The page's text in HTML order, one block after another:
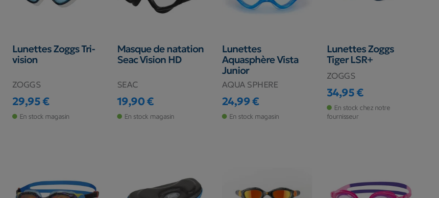
Lunettes Zoggs Tri-
vision
ZOGGS
Prix
29,95 €
En stock magasin
Masque de natation
Seac Vision HD
SEAC
Prix
19,90 €
En stock magasin
Lunettes
Aquasphère Vista
Junior
AQUA SPHERE
Prix
24,99 €
En stock magasin
Lunettes Zoggs
Tiger LSR+
ZOGGS
Prix
34,95 €
En stock chez notre
fournisseur